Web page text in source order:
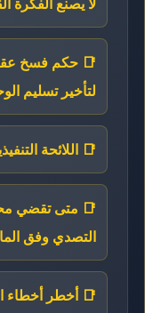
لا يصنع الفكرة
📑 حكم فسخ
لتأخير تسليم
📑 اللائحة
📑 متى تقضي
التصدي وفق المادة
📑 أخطر أخطاء